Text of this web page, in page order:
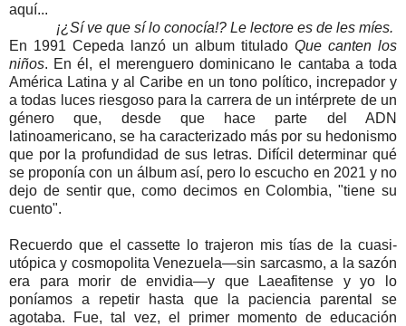
aquí...
¡¿Sí ve que sí lo conocía!? Le lectore es de les míes.
En 1991 Cepeda lanzó un album titulado Que canten los
niños. En él, el merenguero dominicano le cantaba a toda
América Latina y al Caribe en un tono político, increpador y
a todas luces riesgoso para la carrera de un intérprete de un
género que, desde que hace parte del ADN
latinoamericano, se ha caracterizado más por su hedonismo
que por la profundidad de sus letras. Difícil determinar qué
se proponía con un álbum así, pero lo escucho en 2021 y no
dejo de sentir que, como decimos en Colombia, "tiene su
cuento".
Recuerdo que el cassette lo trajeron mis tías de la cuasi-
utópica y cosmopolita Venezuela—sin sarcasmo, a la sazón
era para morir de envidia—y que Laeafitense y yo lo
poníamos a repetir hasta que la paciencia parental se
agotaba. Fue, tal vez, el primer momento de educación